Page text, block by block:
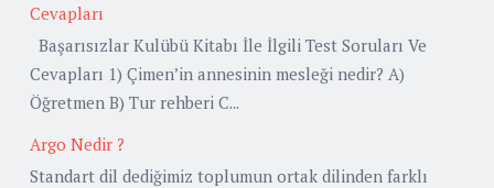
Cevapları
Başarısızlar Kulübü Kitabı İle İlgili Test Soruları Ve
Cevapları 1) Çimen’in annesinin mesleği nedir? A)
Öğretmen B) Tur rehberi C...
Argo Nedir ?
Standart dil dediğimiz toplumun ortak dilinden farklı